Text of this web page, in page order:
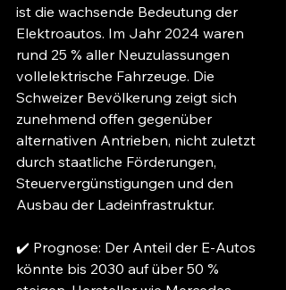
ist die wachsende Bedeutung der
Elektroautos. Im Jahr 2024 waren
rund 25 % aller Neuzulassungen
vollelektrische Fahrzeuge. Die
Schweizer Bevölkerung zeigt sich
zunehmend offen gegenüber
alternativen Antrieben, nicht zuletzt
durch staatliche Förderungen,
Steuervergünstigungen und den
Ausbau der Ladeinfrastruktur.
✔️ Prognose: Der Anteil der E-Autos
könnte bis 2030 auf über 50 %